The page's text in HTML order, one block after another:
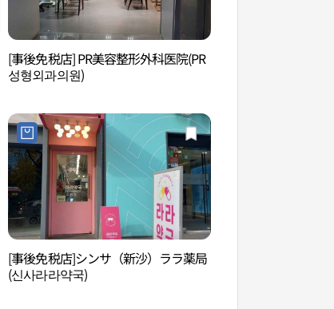
[事後免税店] PR美容整形外科医院(PR
성형외과의원)
[事後免税店]シンサ（新沙）ララ薬局
(신사라라약국)